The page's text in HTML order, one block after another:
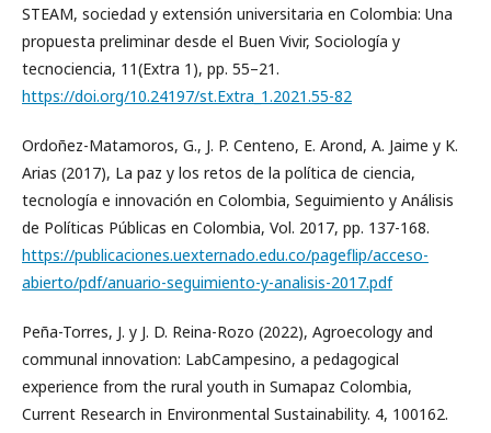
STEAM, sociedad y extensión universitaria en Colombia: Una
propuesta preliminar desde el Buen Vivir, Sociología y
tecnociencia, 11(Extra 1), pp. 55–21.
https://doi.org/10.24197/st.Extra_1.2021.55-82
Ordoñez-Matamoros, G., J. P. Centeno, E. Arond, A. Jaime y K.
Arias (2017), La paz y los retos de la política de ciencia,
tecnología e innovación en Colombia, Seguimiento y Análisis
de Políticas Públicas en Colombia, Vol. 2017, pp. 137-168.
https://publicaciones.uexternado.edu.co/pageflip/acceso-
abierto/pdf/anuario-seguimiento-y-analisis-2017.pdf
Peña-Torres, J. y J. D. Reina-Rozo (2022), Agroecology and
communal innovation: LabCampesino, a pedagogical
experience from the rural youth in Sumapaz Colombia,
Current Research in Environmental Sustainability. 4, 100162.